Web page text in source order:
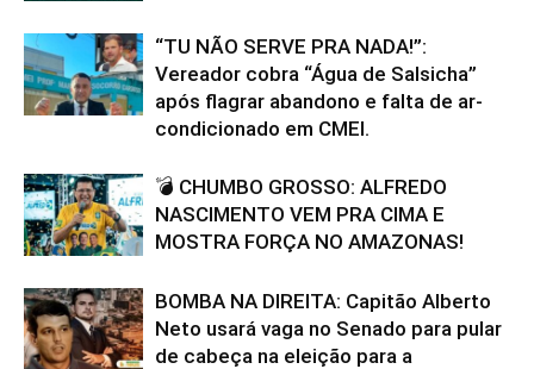
“TU NÃO SERVE PRA NADA!”:
Vereador cobra “Água de Salsicha”
após flagrar abandono e falta de ar-
condicionado em CMEI.
💣 CHUMBO GROSSO: ALFREDO
NASCIMENTO VEM PRA CIMA E
MOSTRA FORÇA NO AMAZONAS!
BOMBA NA DIREITA: Capitão Alberto
Neto usará vaga no Senado para pular
de cabeça na eleição para a